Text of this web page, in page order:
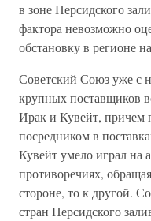
в зоне Персидского
фактора невозможно
обстановку в регионе
Советский Союз уже с
крупных поставщиков
Ирак и Кувейт, причем
посредником в
Кувейт умело играл на
противоречиях,
стороне, то к другой.
стран Персидского